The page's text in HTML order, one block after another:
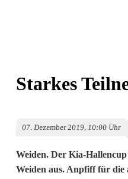
Starkes
07. Dezember 2019, 10:00 Uhr
Weiden. Der Kia-
Weiden aus. Anpfiff für